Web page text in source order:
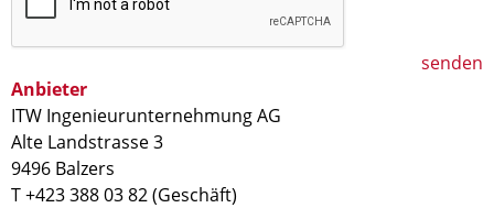
senden
Anbieter
ITW Ingenieurunternehmung AG
Alte Landstrasse 3
9496 Balzers
T +423 388 03 82 (Geschäft)